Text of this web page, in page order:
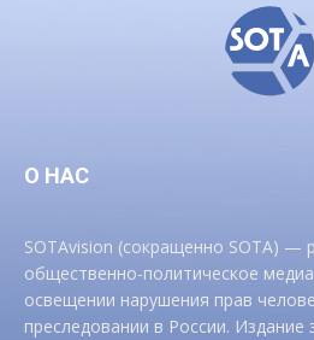
О НАС
SOTAvision (сокращенно SOTA) —
общественно-политическое
освещении нарушения прав
преследовании в России. Издание